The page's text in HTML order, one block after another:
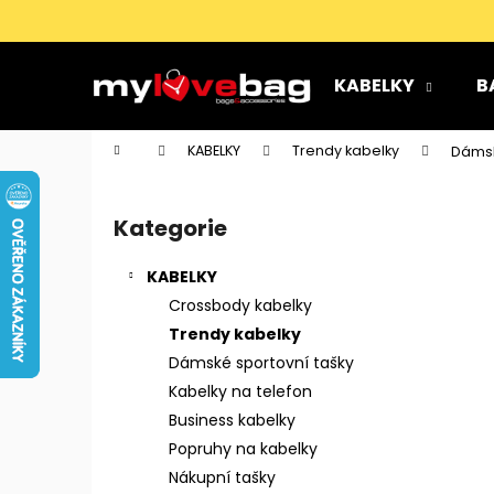
KABELKY
Domů KABELKY Trendy kabelky
Přeskočit
kategorie
Kategorie
KABELKY
Crossbody kabelky
Trendy kabelky
Dámské sportovní tašky
Kabelky na telefon
Business kabelky
Popruhy na kabelky
Nákupní tašky
o
k